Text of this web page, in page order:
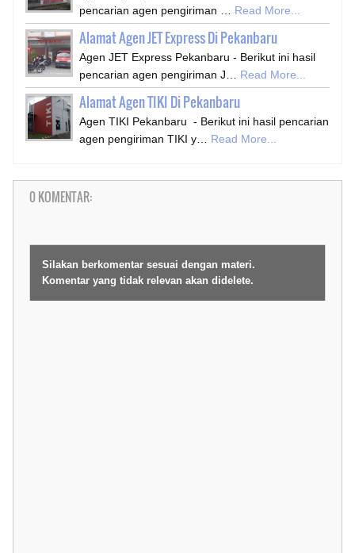
pencarian agen pengiriman …
Read More...
Alamat Agen JET Express Di Pekanbaru
Agen JET Express Pekanbaru - Berikut ini hasil
pencarian agen pengiriman J…
Read More...
Alamat Agen TIKI Di Pekanbaru
Agen TIKI Pekanbaru - Berikut ini hasil pencarian
agen pengiriman TIKI y…
Read More...
0 KOMENTAR:
Silakan berkomentar sesuai dengan materi.
Komentar yang tidak relevan akan didelete.